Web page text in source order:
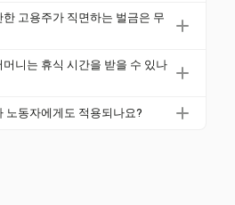
요합니다.
으로 식사 또는 휴식 시간을 포
는 이러한 동의의 증거를 제공
고용주가 직면하는 벌금은 무
한 고용주는 누락된 각 휴식에
를 지급해야 하며, 민사 벌금은
니는 휴식 시간을 받을 수 있나
어머니는 모유를 짜기 위한 합
노동자에게도 적용되나요?